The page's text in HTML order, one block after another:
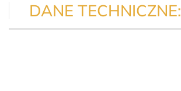
DANE TECHNICZNE: